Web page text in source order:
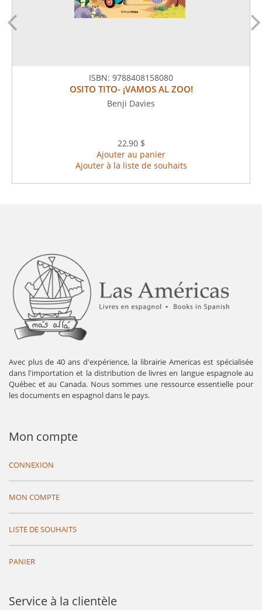
ISBN: 9788408158080
OSITO TITO- ¡VAMOS AL ZOO!
Benji Davies
22,90 $
Ajouter au panier
Ajouter à la liste de souhaits
Avec plus de 40 ans d'expérience, la librairie Americas est spécialisée
dans l'importation et la distribution de livres en langue espagnole au
Québec et au Canada. Nous sommes une ressource essentielle pour
les documents en espagnol dans le pays.
Mon compte
CONNEXION
MON COMPTE
LISTE DE SOUHAITS
PANIER
Service à la clientèle